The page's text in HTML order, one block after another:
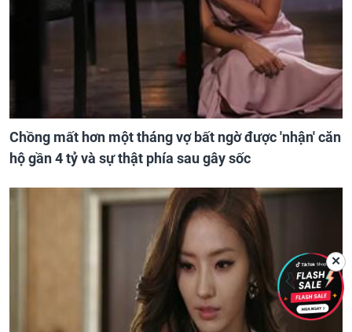
Chồng mất hơn một tháng vợ bất ngờ được 'nhận' căn
hộ gần 4 tỷ và sự thật phía sau gây sốc
✕